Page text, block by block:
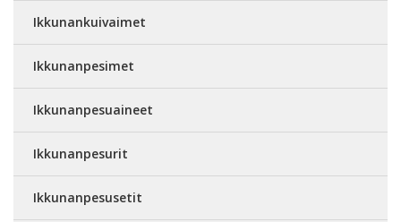
Ikkunankuivaimet
Ikkunanpesimet
Ikkunanpesuaineet
Ikkunanpesurit
Ikkunanpesusetit